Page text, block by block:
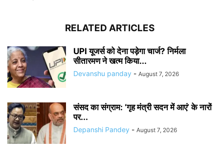
RELATED ARTICLES
UPI यूजर्स को देना पड़ेगा चार्ज? निर्मला
सीतारमण ने खत्म किया...
Devanshu panday - August 7, 2026
संसद का संग्राम: ‘गृह मंत्री सदन में आएं’ के नारों
पर...
Depanshi Pandey - August 7, 2026